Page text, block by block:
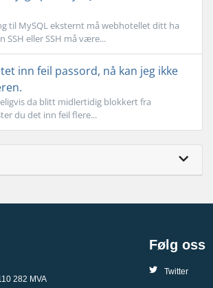
til MySQL eksternt må webhotellet ditt ha
SSH eller SSH må være...
inn feil passord, nå kan jeg ikke
da blitt midlertidig blokkert fra
du det inn feil flere...
282 MVA
Følg oss
Twitter